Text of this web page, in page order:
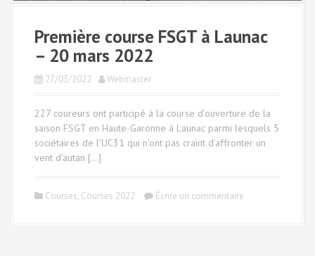
Première course FSGT à Launac
– 20 mars 2022
27/03/2022 Webmaster
227 coureurs ont participé à la course d’ouverture de la
saison FSGT en Haute-Garonne à Launac parmi lesquels 5
sociétaires de l’UC31 qui n’ont pas craint d’affronter un
vent d’autan […]
Courses, Courses 2022 Écrire un commentaire